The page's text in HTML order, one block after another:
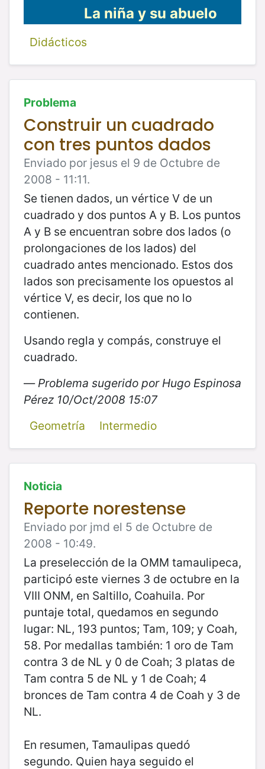
La niña y su abuelo
Didácticos
Problema
Construir un cuadrado
con tres puntos dados
Enviado por jesus el 9 de Octubre de
2008 - 11:11.
Se tienen dados, un vértice V de un
cuadrado y dos puntos A y B. Los puntos
A y B se encuentran sobre dos lados (o
prolongaciones de los lados) del
cuadrado antes mencionado. Estos dos
lados son precisamente los opuestos al
vértice V, es decir, los que no lo
contienen.
Usando regla y compás, construye el
cuadrado.
— Problema sugerido por Hugo Espinosa
Pérez 10/Oct/2008 15:07
Geometría
Intermedio
Noticia
Reporte norestense
Enviado por jmd el 5 de Octubre de
2008 - 10:49.
La preselección de la OMM tamaulipeca,
participó este viernes 3 de octubre en la
VIII ONM, en Saltillo, Coahuila. Por
puntaje total, quedamos en segundo
lugar: NL, 193 puntos; Tam, 109; y Coah,
58. Por medallas también: 1 oro de Tam
contra 3 de NL y 0 de Coah; 3 platas de
Tam contra 5 de NL y 1 de Coah; 4
bronces de Tam contra 4 de Coah y 3 de
NL.
En resumen, Tamaulipas quedó
segundo. Quien haya seguido el